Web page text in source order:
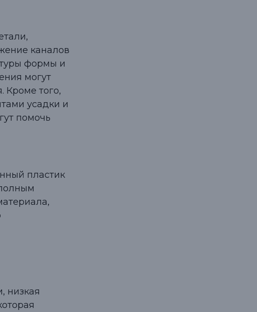
каналов
формы и
могут
Кроме того,
усадки и
помочь
пластик
низкая